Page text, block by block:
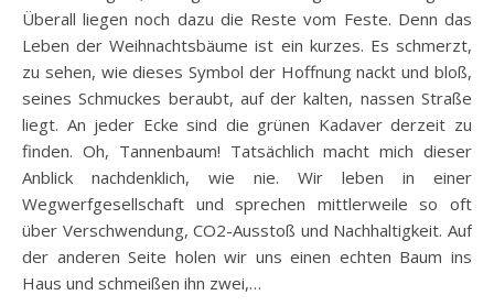
Überall liegen noch dazu die Reste vom Feste. Denn das
Leben der Weihnachtsbäume ist ein kurzes. Es schmerzt,
zu sehen, wie dieses Symbol der Hoffnung nackt und bloß,
seines Schmuckes beraubt, auf der kalten, nassen Straße
liegt. An jeder Ecke sind die grünen Kadaver derzeit zu
finden. Oh, Tannenbaum! Tatsächlich macht mich dieser
Anblick nachdenklich, wie nie. Wir leben in einer
Wegwerfgesellschaft und sprechen mittlerweile so oft
über Verschwendung, CO2-Ausstoß und Nachhaltigkeit. Auf
der anderen Seite holen wir uns einen echten Baum ins
Haus und schmeißen ihn zwei,…